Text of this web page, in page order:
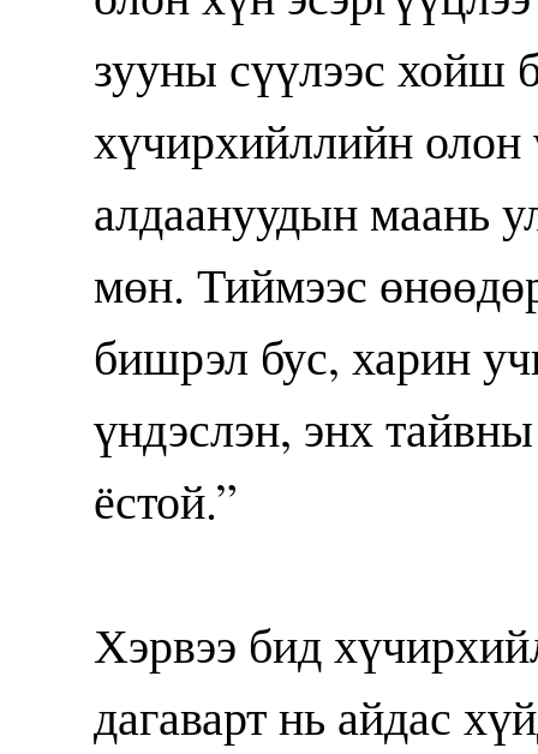
зууны сүүлээс хойш
хүчирхийллийн олон
алдаануудын маань
мөн. Тиймээс
бишрэл бус, харин
үндэслэн, энх
ёстой.”
Хэрвээ бид
дагаварт нь айдас